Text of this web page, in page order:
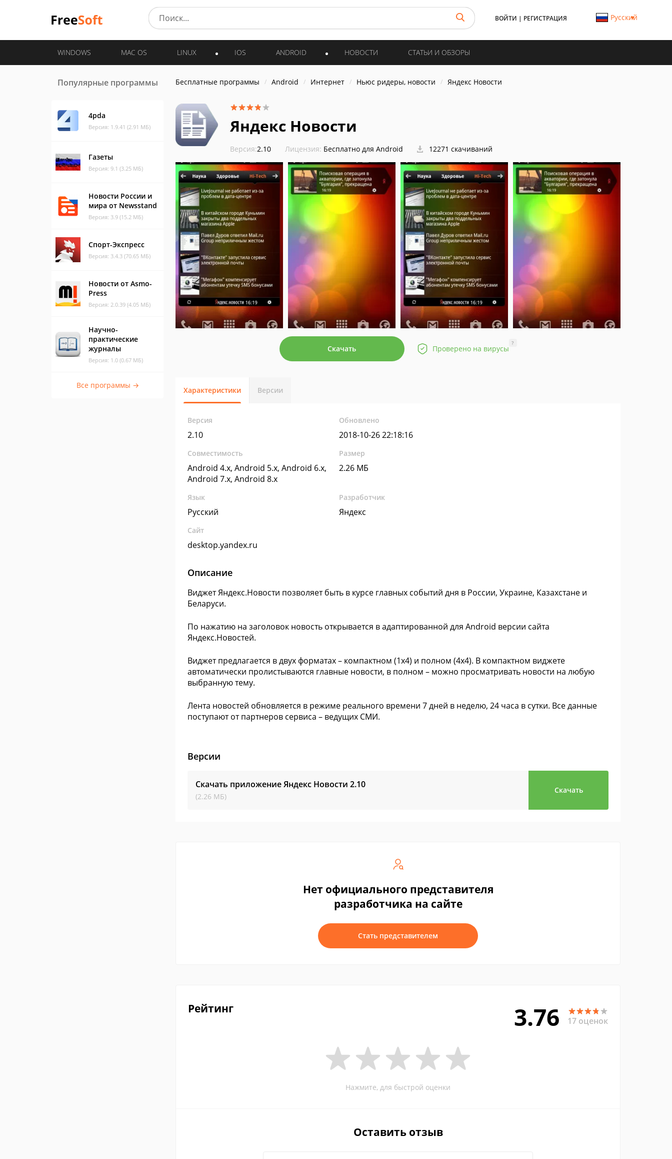
ВОЙТИ | РЕГИСТРАЦИЯ Русский
WINDOWS MAC OS LINUX IOS ANDROID НОВОСТИ СТАТЬИ И ОБЗОРЫ
Популярные программы
4pda
Версия: 1.9.41 (2.91 МБ)
Газеты
Версия: 9.1 (3.25 МБ)
Новости России и
мира от Newsstand
Версия: 3.9 (15.2 МБ)
Спорт-Экспресс
Версия: 3.4.3 (70.65 МБ)
Новости от Asmo-
Press
Версия: 2.0.39 (4.05 МБ)
Научно-
практические
журналы
Версия: 1.0 (0.67 МБ)
Все программы →
Бесплатные программы Android Интернет Ньюс ридеры, новости Яндекс Новости
Яндекс Новости
Версия:2.10 Лицензия: Бесплатно для Android 12271 скачиваний
Скачать Проверено на вирусы
?
Характеристики Версии
Версия
2.10
Обновлено
2018-10-26 22:18:16
Совместимость
Android 4.x, Android 5.x, Android 6.x,
Android 7.x, Android 8.x
Размер
2.26 МБ
Язык
Русский
Разработчик
Яндекс
Сайт
desktop.yandex.ru
Описание
Виджет Яндекс.Новости позволяет быть в курсе главных событий дня в России, Украине, Казахстане и
Беларуси.
По нажатию на заголовок новость открывается в адаптированной для Android версии сайта
Яндекс.Новостей.
Виджет предлагается в двух форматах – компактном (1х4) и полном (4х4). В компактном виджете
автоматически пролистываются главные новости, в полном – можно просматривать новости на любую
выбранную тему.
Лента новостей обновляется в режиме реального времени 7 дней в неделю, 24 часа в сутки. Все данные
поступают от партнеров сервиса – ведущих СМИ.
Версии
Скачать приложение Яндекс Новости 2.10
(2.26 МБ)
Скачать
Нет официального представителя
разработчика на сайте
Стать представителем
Рейтинг 3.76 17 оценок
Нажмите, для быстрой оценки
Оставить отзыв